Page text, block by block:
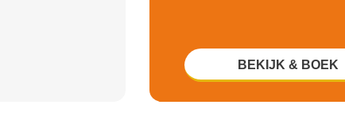
BEKIJK & BOEK